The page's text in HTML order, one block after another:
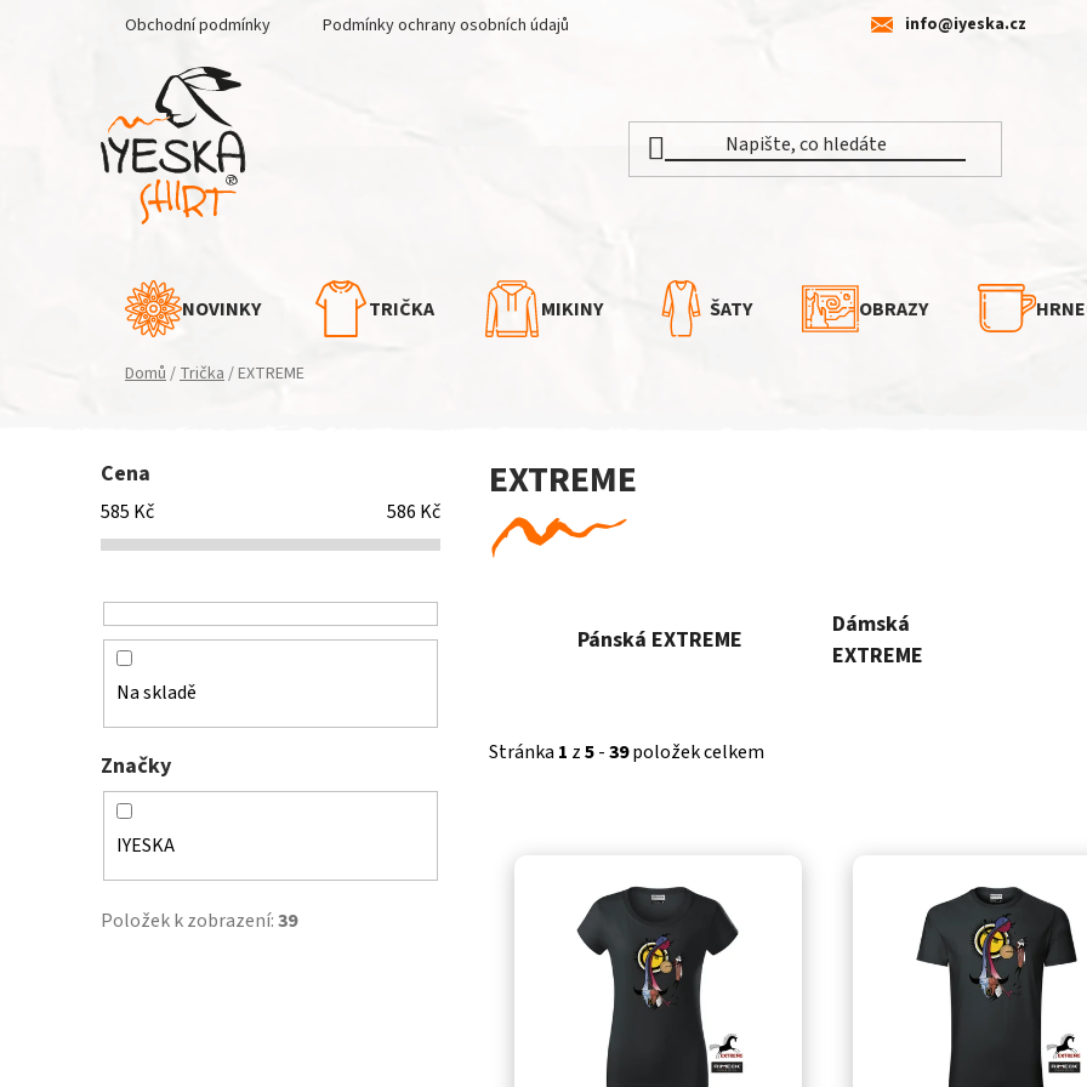
Obchodní podmínky Podmínky ochrany osobních údajů info@iyeska.cz
NOVINKY TRIČKA MIKINY ŠATY OBRAZY
Domů/Trička/EXTREME
o
s
t
a
n
p
a
n
Cena
585 Kč 586 Kč
Na skladě
Značky
IYESKA
Položek k zobrazení:39
EXTREME
Pánská EXTREME
Dámská
EXTREME
Stránka 1 z5-39položek celkem